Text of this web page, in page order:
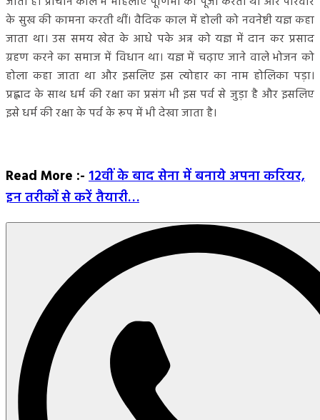
के सुख की कामना करती थीं। वैदिक काल में होली को नवनेष्टी यज्ञ कहा
जाता था। उस समय खेत के आधे पके अन्न को यज्ञ में दान कर प्रसाद
ग्रहण करने का समाज में विधान था। यज्ञ में चढ़ाए जाने वाले भोजन को
होला कहा जाता था और इसलिए इस त्योहार का नाम होलिका पड़ा।
प्रह्लाद के साथ धर्म की रक्षा का प्रसंग भी इस पर्व से जुड़ा है और इसलिए
इसे धर्म की रक्षा के पर्व के रूप में भी देखा जाता है।
Read More :- 12वीं के बाद सेना में बनाये अपना करियर,
इन तरीकों से करें तैयारी…